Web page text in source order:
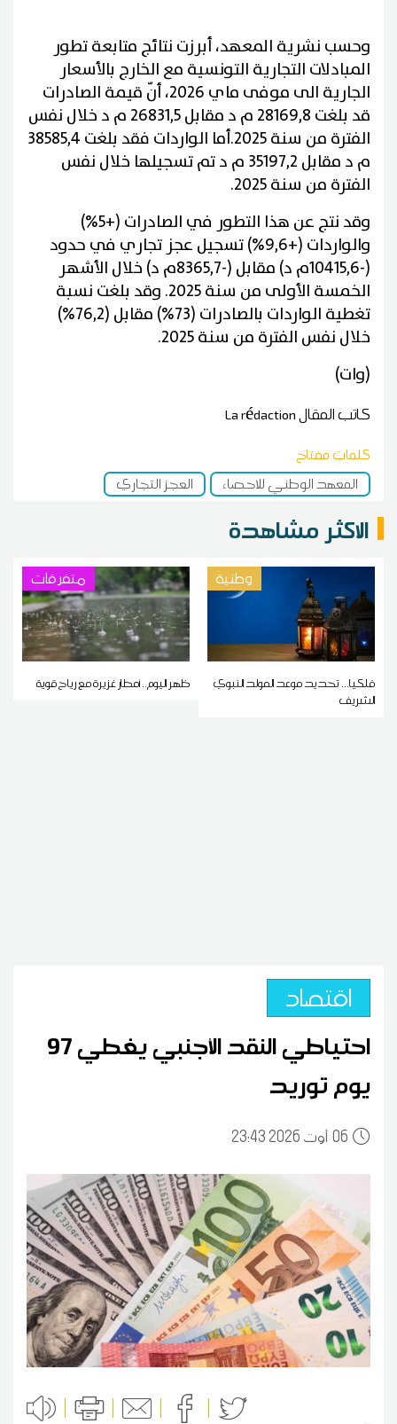
وحسب نشرية المعهد، أبرزت نتائج متابعة تطور
المبادلات التجارية التونسية مع الخارج بالأسعار
الجارية الى موفى ماي 2026، أنّ قيمة الصادرات
قد بلغت 28169,8 م د مقابل 26831,5 م د خلال نفس
الفترة من سنة 2025.أما الواردات فقد بلغت 38585,4
م د مقابل 35197,2 م د تم تسجيلها خلال نفس
الفترة من سنة 2025.
وقد نتج عن هذا التطور في الصادرات (+5%)
والواردات (+9,6%) تسجيل عجز تجاري في حدود
(-10415,6م د) مقابل (-8365,7م د) خلال الأشهر
الخمسة الأولى من سنة 2025. وقد بلغت نسبة
تغطية الواردات بالصادرات (73%) مقابل (76,2%)
خلال نفس الفترة من سنة 2025.
(وات)
كاتب المقالLa rédaction
كلمات مفتاح
المعهد الوطني للاحصاء
العجز التجاري
الاكثر مشاهدة
وطنية
فلكيا... تحديد موعد المولد النبوي
الشريف
متفرقات
ظهر اليوم.. أمطار غزيرة مع رياح قوية
اقتصاد
احتياطي النقد الأجنبي يغطي 97
يوم توريد
0623:43 2026 أوت